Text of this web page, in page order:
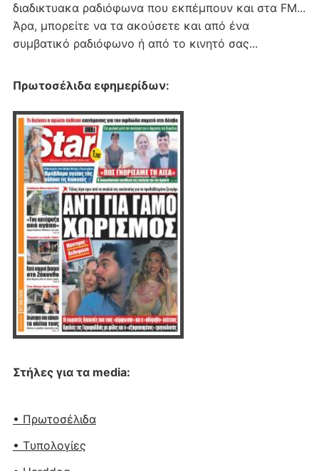
διαδικτυακα ραδιόφωνα που εκπέμπουν και στα FM...
Άρα, μπορείτε να τα ακούσετε και από ένα
συμβατικό ραδιόφωνο ή από το κινητό σας...
Πρωτοσέλιδα εφημερίδων:
Στήλες για τα media:
• Πρωτοσέλιδα
• Tυπολογίες